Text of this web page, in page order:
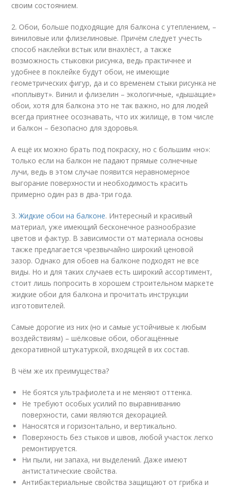
своим состоянием.
2. Обои, больше подходящие для балкона с утеплением, –
виниловые или флизелиновые. Причём следует учесть
способ наклейки встык или внахлёст, а также
возможность стыковки рисунка, ведь практичнее и
удобнее в поклейке будут обои, не имеющие
геометрических фигур, да и со временем стыки рисунка не
«поплывут». Винил и флизелин – экологичные, «дышащие»
обои, хотя для балкона это не так важно, но для людей
всегда приятнее осознавать, что их жилище, в том числе
и балкон – безопасно для здоровья.
А ещё их можно брать под покраску, но с большим «но»:
только если на балкон не падают прямые солнечные
лучи, ведь в этом случае появится неравномерное
выгорание поверхности и необходимость красить
примерно один раз в два-три года.
3.Жидкие обои на балконе. Интересный и красивый
материал, уже имеющий бесконечное разнообразие
цветов и фактур. В зависимости от материала основы
также предлагается чрезвычайно широкий ценовой
зазор. Однако для обоев на балконе подходят не все
виды. Но и для таких случаев есть широкий ассортимент,
стоит лишь попросить в хорошем строительном маркете
жидкие обои для балкона и прочитать инструкции
изготовителей.
Самые дорогие из них (но и самые устойчивые к любым
воздействиям) – шёлковые обои, обогащённые
декоративной штукатуркой, входящей в их состав.
В чём же их преимущества?
Не боятся ультрафиолета и не меняют оттенка.
Не требуют особых усилий по выравниванию
поверхности, сами являются декорацией.
Наносятся и горизонтально, и вертикально.
Поверхность без стыков и швов, любой участок легко
ремонтируется.
Ни пыли, ни запаха, ни выделений. Даже имеют
антистатические свойства.
Антибактериальные свойства защищают от грибка и